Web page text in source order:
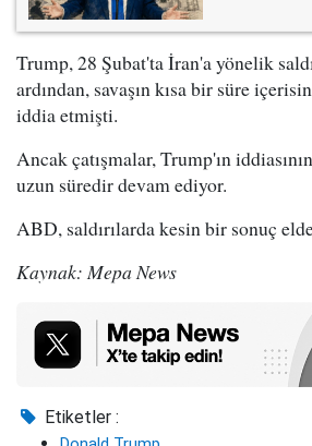
Trump, 28 Şubat'ta İran'a yönelik
ardından, savaşın kısa bir süre
iddia etmişti.
Ancak çatışmalar, Trump'ın
uzun süredir devam ediyor.
ABD, saldırılarda kesin bir sonuç
Kaynak: Mepa News
Etiketler :